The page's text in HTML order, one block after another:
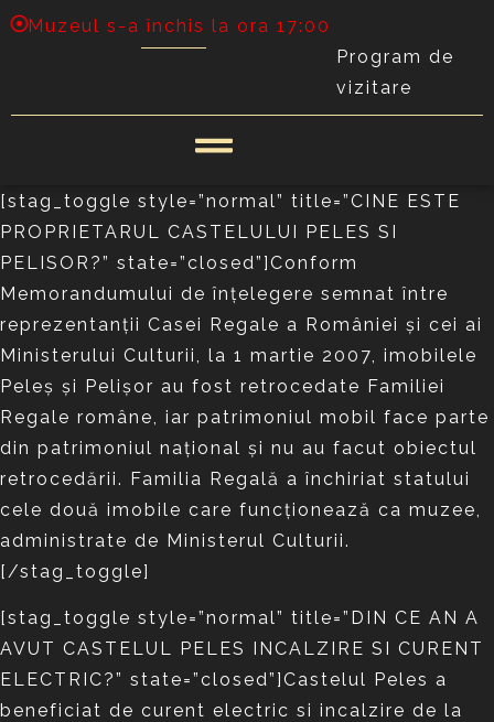
Muzeul s-a închis la ora 17:00
Program de
vizitare
[stag_toggle style=”normal” title=”CINE ESTE
PROPRIETARUL CASTELULUI PELES SI
PELISOR?” state=”closed”]Conform
Memorandumului de înţelegere semnat între
reprezentanţii Casei Regale a României şi cei ai
Ministerului Culturii, la 1 martie 2007, imobilele
Peleş şi Pelişor au fost retrocedate Familiei
Regale române, iar patrimoniul mobil face parte
din patrimoniul naţional şi nu au facut obiectul
retrocedării. Familia Regală a închiriat statului
cele două imobile care funcţionează ca muzee,
administrate de Ministerul Culturii.
[/stag_toggle]
[stag_toggle style=”normal” title=”DIN CE AN A
AVUT CASTELUL PELES INCALZIRE SI CURENT
ELECTRIC?” state=”closed”]Castelul Peles a
beneficiat de curent electric si incalzire de la